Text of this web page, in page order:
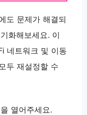
도 문제가 해결되
화해보세요. 이
네트워크 및 이동
두 재설정할 수
열어주세요.